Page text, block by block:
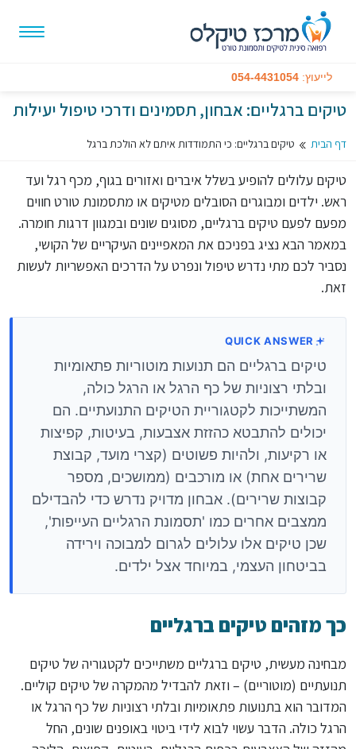
לייעוץ: 054-4431054
טיקים ברגליים: אבחון, תסמינים ודרכי טיפול יעילות
דף הבית טיקים ברגליים: כי התמודדות איתם לא הולכת ברגל
טיקים עלולים להופיע בשלל איברים ואזורים בגוף, מכף רגל ועד
ראש. ילדים ומבוגרים הסובלים מטיקים או מתסמונת טורט חווים
מפעם לפעם טיקים ברגליים, מסוגים שונים ובמגוון דרגות חומרה.
במאמר הבא נציג בפניכם את המאפיינים העיקריים של הקושי,
נסביר לכם מתי נדרש טיפול ונפרט על הדרכים האפשריות לעשות
זאת.
QUICK ANSWER
טיקים ברגליים הם תנועות מוטוריות פתאומיות
ובלתי רצוניות של כף הרגל או הרגל כולה,
המשתייכות לקטגוריית הטיקים התנועתיים. הם
יכולים להתבטא כהזזת אצבעות, בעיטות, קפיצות
או רקיעות, ולהיות פשוטים (קצרי מועד, קבוצת
שרירים אחת) או מורכבים (ממושכים, מספר
קבוצות שרירים). אבחון מדויק נדרש כדי להבדילם
ממצבים אחרים כמו 'תסמונת הרגליים העייפות',
שכן טיקים אלו עלולים לגרום למבוכה וירידה
בביטחון העצמי, במיוחד אצל ילדים.
כך מזהים טיקים ברגליים
מבחינה מעשית, טיקים ברגליים משתייכים לקטגוריה של טיקים
תנועתיים (מוטוריים) – וזאת להבדיל מהמקרה של טיקים קוליים.
המדובר הוא בתנועות פתאומיות ובלתי רצוניות של כף הרגל או
הרגל כולה. הדבר עשוי לבוא לידי ביטוי באופנים שונים, החל